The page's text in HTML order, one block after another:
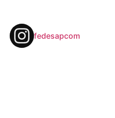
fedesapcom